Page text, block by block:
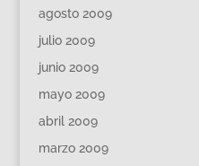
agosto 2009
julio 2009
junio 2009
mayo 2009
abril 2009
marzo 2009